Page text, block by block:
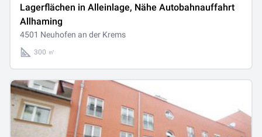
Lagerflächen in Alleinlage, Nähe Autobahnauffahrt
Allhaming
4501 Neuhofen an der Krems
300 ㎡